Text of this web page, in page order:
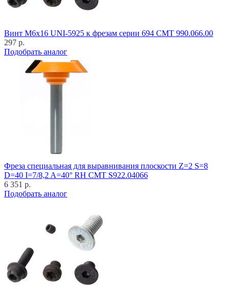
Винт M6x16 UNI-5925 к фрезам серии 694 CMT 990.066.00
297 р.
Подобрать аналог
Фреза специальная для выравнивания плоскости Z=2 S=8
D=40 I=7/8,2 A=40° RH CMT S922.04066
6 351 р.
Подобрать аналог